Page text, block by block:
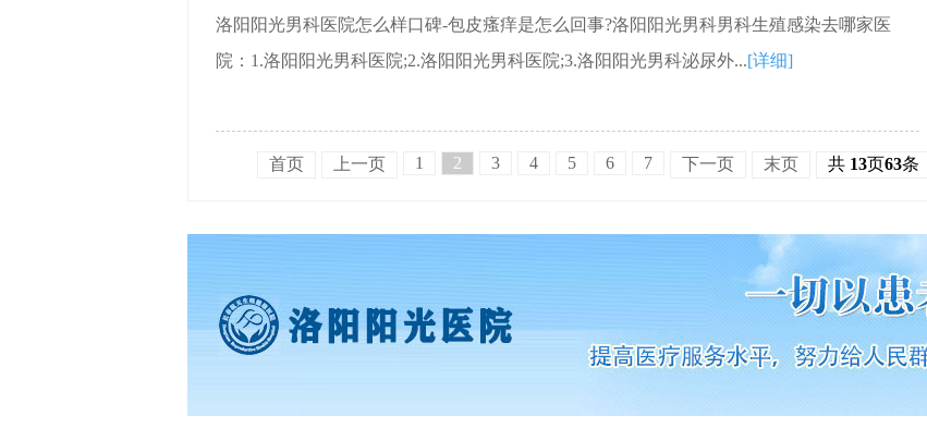
洛阳阳光男科医院怎么样口碑-包皮瘙痒是怎么回事?洛阳阳光男科男科生殖感染去哪家医
院：1.洛阳阳光男科医院;2.洛阳阳光男科医院;3.洛阳阳光男科泌尿外...[详细]
首页 上一页 1 2 3 4 5 6 7 下一页 末页 共 13页63条